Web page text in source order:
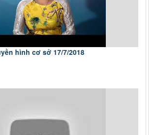
hình cơ sở 17/7/2018